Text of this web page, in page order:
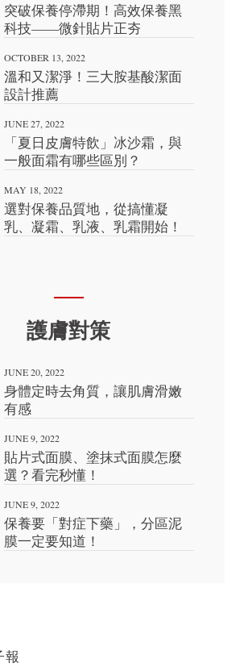
突破保養停滯期！高效保養黑
科技——微針貼片正夯
OCTOBER 13, 2022
溫和又潔淨！三大胺基酸潔面
設計推薦
JUNE 27, 2022
「夏日皮膚特飲」冰沙霜，與
一般面霜有哪些區別？
MAY 18, 2022
選對保養品質地，從搞懂凝
乳、凝霜、乳液、乳霜開始！
護膚對策
JUNE 20, 2022
身體定時去角質，讓肌膚滑嫩
有感
JUNE 9, 2022
貼片式面膜、塗抹式面膜怎麼
選？看完秒懂！
JUNE 9, 2022
保養要「對症下藥」，分區泥
膜一定要知道！
報